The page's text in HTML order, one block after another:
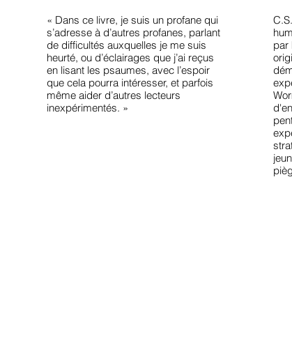
« Dans ce livre, je suis un profane qui
s’adresse à d’autres profanes, parlant
de difficultés auxquelles je me suis
heurté, ou d’éclairages que j’ai reçus
en lisant les psaumes, avec l’espoir
que cela pourra intéresser, et parfois
même aider d’autres lecteurs
inexpérimentés. »
par